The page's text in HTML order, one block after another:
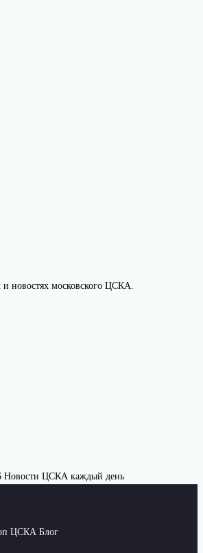
новостях московского ЦСКА.
Новости ЦСКА каждый день
ЦСКА Блог